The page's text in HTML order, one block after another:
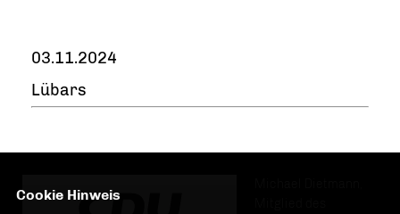
03.11.2024
Lübars
Cookie Hinweis